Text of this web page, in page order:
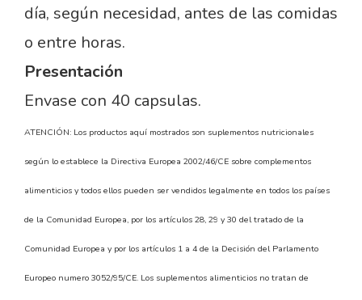
día, según necesidad, antes de las comidas
o entre horas.
Presentación
Envase con 40 capsulas.
ATENCIÓN: Los productos aquí mostrados son suplementos nutricionales
según lo establece la Directiva Europea 2002/46/CE sobre complementos
alimenticios y todos ellos pueden ser vendidos legalmente en todos los países
de la Comunidad Europea, por los artículos 28, 29 y 30 del tratado de la
Comunidad Europea y por los artículos 1 a 4 de la Decisión del Parlamento
Europeo numero 3052/95/CE. Los suplementos alimenticios no tratan de